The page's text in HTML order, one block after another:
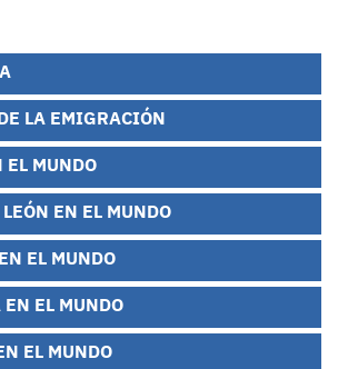
LA EMIGRACIÓN
MUNDO
EN EL MUNDO
EL MUNDO
EL MUNDO
EL MUNDO